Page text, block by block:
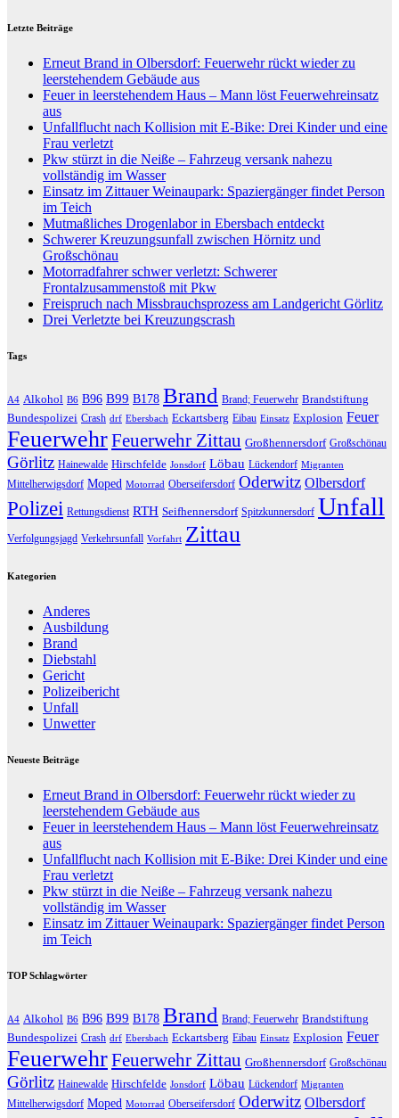
Letzte Beiträge
Erneut Brand in Olbersdorf: Feuerwehr rückt wieder zu
leerstehendem Gebäude aus
Feuer in leerstehendem Haus – Mann löst Feuerwehreinsatz
aus
Unfallflucht nach Kollision mit E-Bike: Drei Kinder und eine
Frau verletzt
Pkw stürzt in die Neiße – Fahrzeug versank nahezu
vollständig im Wasser
Einsatz im Zittauer Weinaupark: Spaziergänger findet Person
im Teich
Mutmaßliches Drogenlabor in Ebersbach entdeckt
Schwerer Kreuzungsunfall zwischen Hörnitz und
Großschönau
Motorradfahrer schwer verletzt: Schwerer
Frontalzusammenstoß mit Pkw
Freispruch nach Missbrauchsprozess am Landgericht Görlitz
Drei Verletzte bei Kreuzungscrash
Tags
A4 Alkohol B6 B96 B99 B178 Brand Brand; Feuerwehr Brandstiftung
Bundespolizei Crash drf Ebersbach Eckartsberg Eibau Einsatz Explosion Feuer
FeuerwehrFeuerwehr Zittau Großhennersdorf Großschönau
Görlitz Hainewalde Hirschfelde Jonsdorf Löbau Lückendorf Migranten
Mittelherwigsdorf Moped Motorrad Oberseifersdorf Oderwitz Olbersdorf
Polizei Rettungsdienst RTH Seifhennersdorf Spitzkunnersdorf Unfall
Verfolgungsjagd Verkehrsunfall Vorfahrt Zittau
Kategorien
Anderes
Ausbildung
Brand
Diebstahl
Gericht
Polizeibericht
Unfall
Unwetter
Neueste Beiträge
Erneut Brand in Olbersdorf: Feuerwehr rückt wieder zu
leerstehendem Gebäude aus
Feuer in leerstehendem Haus – Mann löst Feuerwehreinsatz
aus
Unfallflucht nach Kollision mit E-Bike: Drei Kinder und eine
Frau verletzt
Pkw stürzt in die Neiße – Fahrzeug versank nahezu
vollständig im Wasser
Einsatz im Zittauer Weinaupark: Spaziergänger findet Person
im Teich
TOP Schlagwörter
A4 Alkohol B6 B96 B99 B178 Brand Brand; Feuerwehr Brandstiftung
Bundespolizei Crash drf Ebersbach Eckartsberg Eibau Einsatz Explosion Feuer
FeuerwehrFeuerwehr Zittau Großhennersdorf Großschönau
Görlitz Hainewalde Hirschfelde Jonsdorf Löbau Lückendorf Migranten
Mittelherwigsdorf Moped Motorrad Oberseifersdorf Oderwitz Olbersdorf